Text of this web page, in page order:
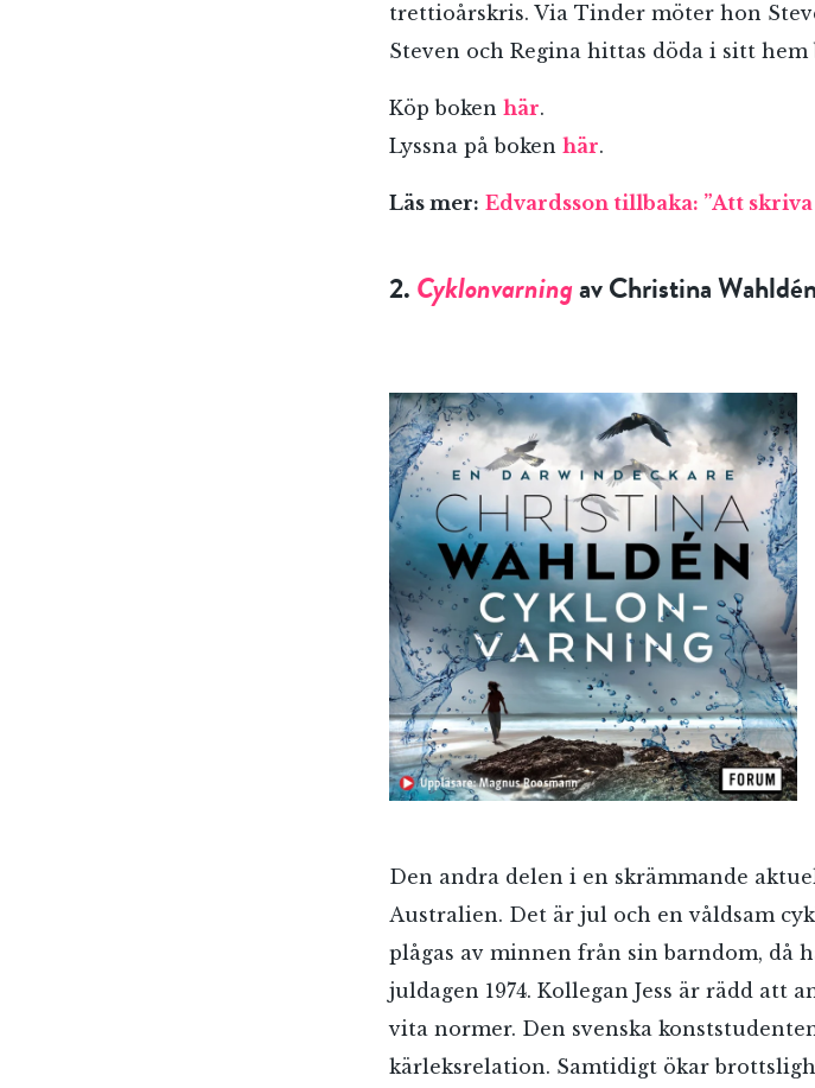
Jag accepterar villkoren.
RÖSTA
ÅNGRA OCH
trettioårskris. Via Tinder möter hon
Steven och Regina hittas döda i sitt
Köp boken här.
Lyssna på boken här.
Läs mer: Edvardsson tillbaka: ”Att skriva
2.Cyklonvarningav Christina
Den andra delen i en skrämmande
Australien. Det är jul och en våldsam
plågas av minnen från sin barndom, då
juldagen 1974. Kollegan Jess är rädd att
vita normer. Den svenska
kärleksrelation. Samtidigt ökar